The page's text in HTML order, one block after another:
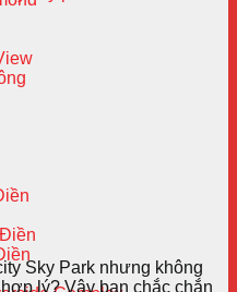
Sky Park nhưng không
lý? Vậy bạn chắc chắn